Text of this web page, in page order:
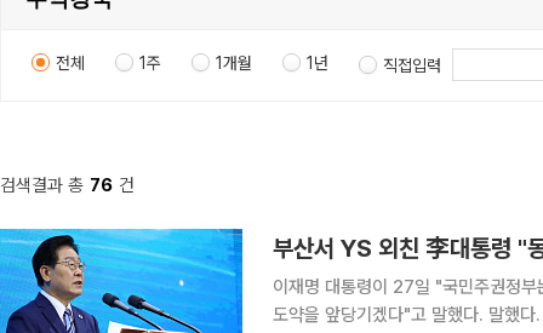
전체 1주 1개월 1년 직접입력
검색결과 총 76 건
부산서 YS 외친 李대통령 "
이재명 대통령이 27일 "국민주권정
도약을 앞당기겠다"고 말했다. 말했